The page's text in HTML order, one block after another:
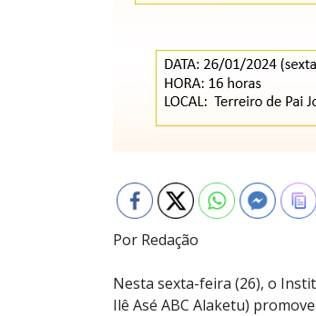
Por Redação
Nesta sexta-feira (26), o
Ilê Asé ABC Alaketu)